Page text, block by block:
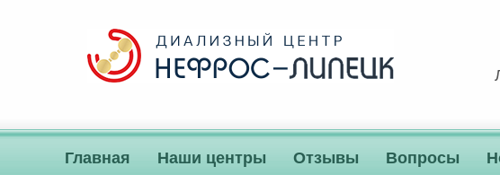
Главная Наши центры Отзывы Вопросы